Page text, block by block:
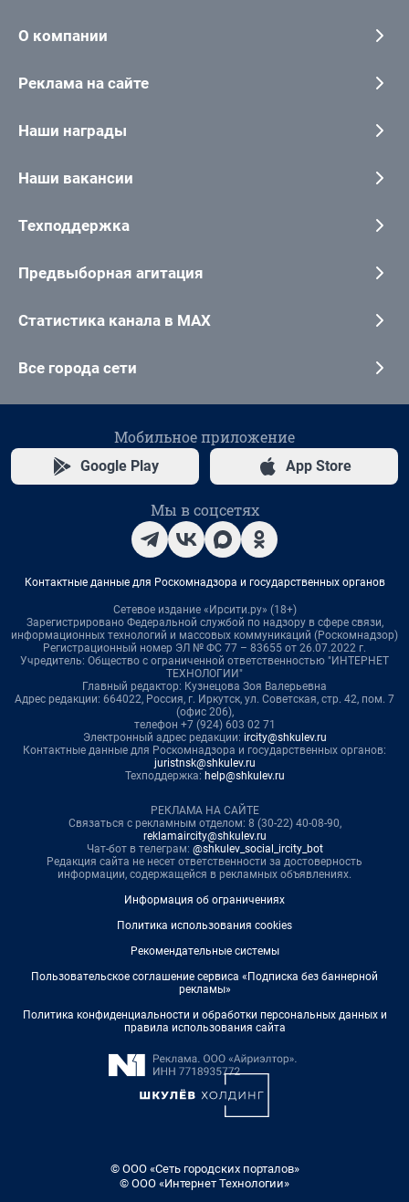
О компании
Реклама на сайте
Наши награды
Наши вакансии
Техподдержка
Предвыборная агитация
Статистика канала в MAX
Все города сети
Мобильное приложение
Google Play App Store
Мы в соцсетях
Контактные данные для Роскомнадзора и государственных органов
Сетевое издание «Ирсити.ру» (18+)
Зарегистрировано Федеральной службой по надзору в сфере связи,
информационных технологий и массовых коммуникаций (Роскомнадзор)
Регистрационный номер ЭЛ № ФС 77 – 83655 от 26.07.2022 г.
Учредитель: Общество с ограниченной ответственностью "ИНТЕРНЕТ
ТЕХНОЛОГИИ"
Главный редактор: Кузнецова Зоя Валерьевна
Адрес редакции: 664022, Россия, г. Иркутск, ул. Советская, стр. 42, пом. 7
(офис 206),
телефон +7 (924) 603 02 71
Электронный адрес редакции: ircity@shkulev.ru
Контактные данные для Роскомнадзора и государственных органов:
juristnsk@shkulev.ru
Техподдержка: help@shkulev.ru
РЕКЛАМА НА САЙТЕ
Связаться с рекламным отделом: 8 (30-22) 40-08-90,
reklamaircity@shkulev.ru
Чат-бот в телеграм: @shkulev_social_ircity_bot
Редакция сайта не несет ответственности за достоверность
информации, содержащейся в рекламных объявлениях.
Информация об ограничениях
Политика использования cookies
Рекомендательные системы
Пользовательское соглашение сервиса «Подписка без баннерной
рекламы»
Политика конфиденциальности и обработки персональных данных и
правила использования сайта
© ООО «Сеть городских порталов»
© ООО «Интернет Технологии»